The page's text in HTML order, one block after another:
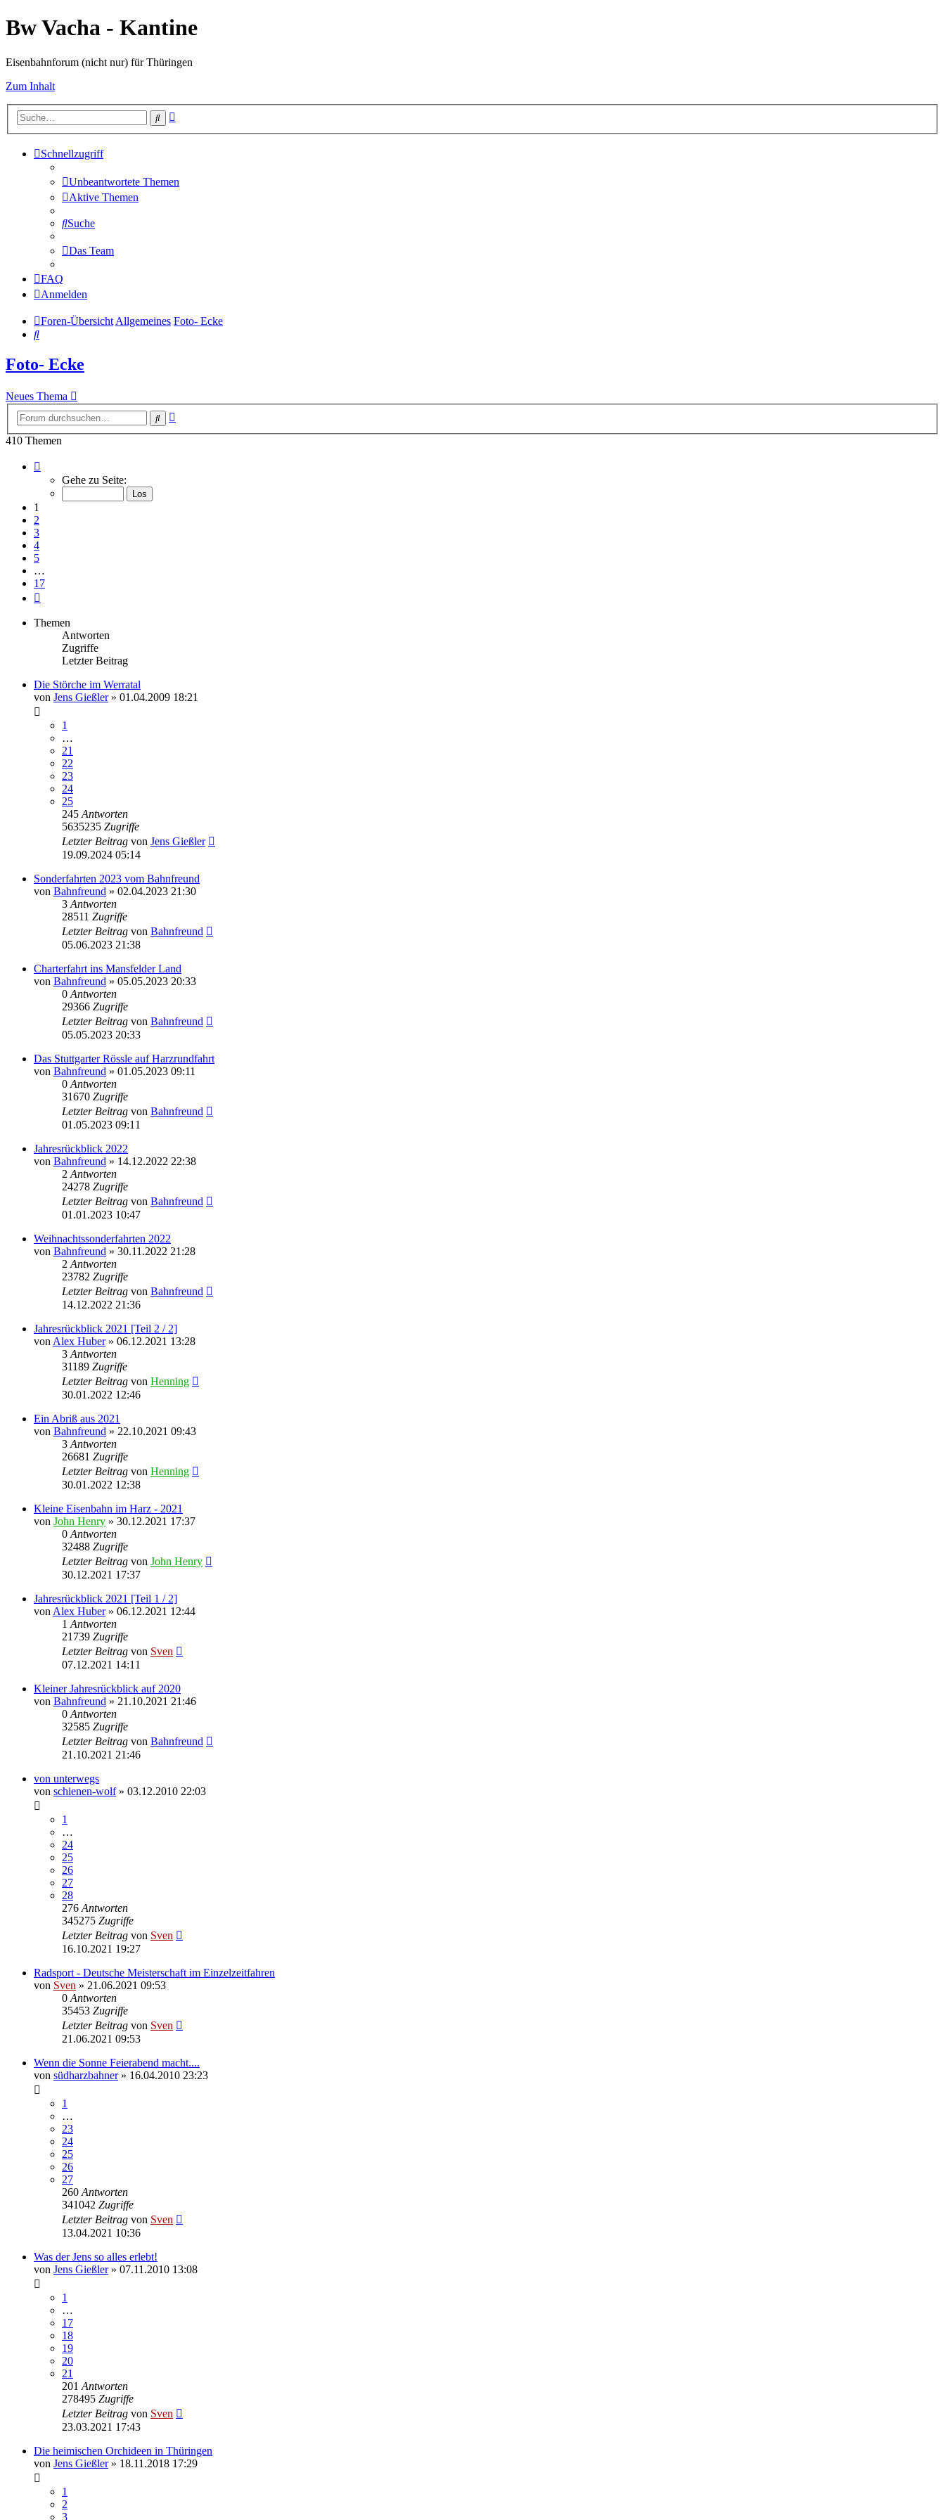
Bw Vacha - Kantine
Eisenbahnforum (nicht nur) für Thüringen
Zum Inhalt
Suche
Schnellzugriff
Unbeantwortete Themen
Aktive Themen
Suche
Das Team
FAQ
Anmelden
Foren-ÜbersichtAllgemeines Foto- Ecke
Suche
Foto- Ecke
Neues Thema
Suche
410 Themen
von
Gehe zu Seite:
1
2
3
4
5
…
17
Themen
Antworten
Zugriffe
Letzter Beitrag
Die Störche im Werratal
von Jens Gießler» 01.04.2009 18:21
1
…
21
22
23
24
25
245 Antworten
5635235 Zugriffe
Letzter Beitrag von Jens Gießler
19.09.2024 05:14
Sonderfahrten 2023 vom Bahnfreund
von Bahnfreund » 02.04.2023 21:30
3 Antworten
28511 Zugriffe
Letzter Beitrag von Bahnfreund
05.06.2023 21:38
Charterfahrt ins Mansfelder Land
von Bahnfreund » 05.05.2023 20:33
0 Antworten
29366 Zugriffe
Letzter Beitrag von Bahnfreund
05.05.2023 20:33
Das Stuttgarter Rössle auf Harzrundfahrt
von Bahnfreund » 01.05.2023 09:11
0 Antworten
31670 Zugriffe
Letzter Beitrag von Bahnfreund
01.05.2023 09:11
Jahresrückblick 2022
von Bahnfreund » 14.12.2022 22:38
2 Antworten
24278 Zugriffe
Letzter Beitrag von Bahnfreund
01.01.2023 10:47
Weihnachtssonderfahrten 2022
von Bahnfreund » 30.11.2022 21:28
2 Antworten
23782 Zugriffe
Letzter Beitrag von Bahnfreund
14.12.2022 21:36
Jahresrückblick 2021 [Teil 2 / 2]
von Alex Huber» 06.12.2021 13:28
3 Antworten
31189 Zugriffe
Letzter Beitrag von Henning
30.01.2022 12:46
Ein Abriß aus 2021
von Bahnfreund » 22.10.2021 09:43
3 Antworten
26681 Zugriffe
Letzter Beitrag von Henning
30.01.2022 12:38
Kleine Eisenbahn im Harz - 2021
von John Henry » 30.12.2021 17:37
0 Antworten
32488 Zugriffe
Letzter Beitrag von John Henry
30.12.2021 17:37
Jahresrückblick 2021 [Teil 1 / 2]
von Alex Huber» 06.12.2021 12:44
1 Antworten
21739 Zugriffe
Letzter Beitrag von Sven
07.12.2021 14:11
Kleiner Jahresrückblick auf 2020
von Bahnfreund » 21.10.2021 21:46
0 Antworten
32585 Zugriffe
Letzter Beitrag von Bahnfreund
21.10.2021 21:46
von unterwegs
von schienen-wolf» 03.12.2010 22:03
1
…
24
25
26
27
28
276 Antworten
345275 Zugriffe
Letzter Beitrag von Sven
16.10.2021 19:27
Radsport - Deutsche Meisterschaft im Einzelzeitfahren
von Sven » 21.06.2021 09:53
0 Antworten
35453 Zugriffe
Letzter Beitrag von Sven
21.06.2021 09:53
Wenn die Sonne Feierabend macht....
von südharzbahner» 16.04.2010 23:23
1
…
23
24
25
26
27
260 Antworten
341042 Zugriffe
Letzter Beitrag von Sven
13.04.2021 10:36
Was der Jens so alles erlebt!
von Jens Gießler» 07.11.2010 13:08
1
…
17
18
19
20
21
201 Antworten
278495 Zugriffe
Letzter Beitrag von Sven
23.03.2021 17:43
Die heimischen Orchideen in Thüringen
von Jens Gießler» 18.11.2018 17:29
1
2
3